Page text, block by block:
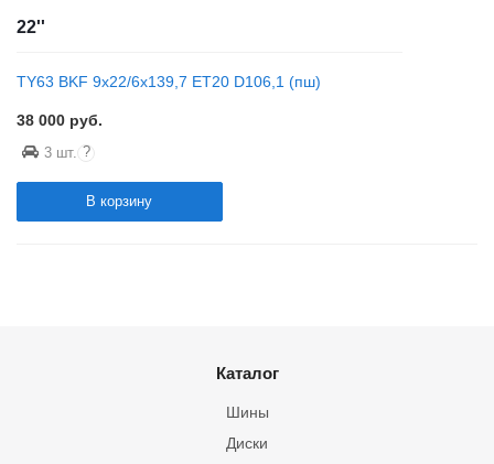
22''
TY63 BKF 9x22/6x139,7 ET20 D106,1 (пш)
38 000 руб.
3 шт. ?
В корзину
Каталог
Шины
Диски